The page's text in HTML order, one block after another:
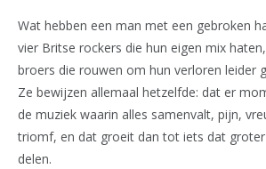
Wat hebben een man met een gebroken
vier Britse rockers die hun eigen mix
broers die rouwen om hun verloren leider
Ze bewijzen allemaal hetzelfde: dat er
de muziek waarin alles samenvalt, pijn,
triomf, en dat groeit dan tot iets dat
delen.